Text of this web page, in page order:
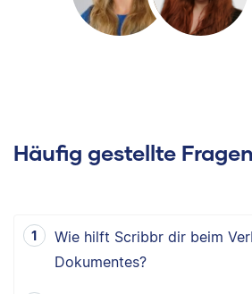
Häufig gestellte Fragen
Wie hilft Scribbr dir beim
Dokumentes?